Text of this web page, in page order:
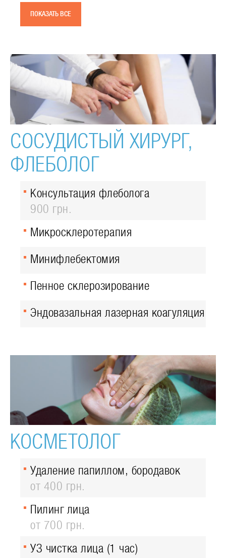
ПОКАЗАТЬ ВСЕ
СОСУДИСТЫЙ ХИРУРГ,
ФЛЕБОЛОГ
Консультация флеболога
900 грн.
Микросклеротерапия
Минифлебектомия
Пенное склерозирование
Эндовазальная лазерная коагуляция
КОСМЕТОЛОГ
Удаление папиллом, бородавок
от 400 грн.
Пилинг лица
от 700 грн.
УЗ чистка лица (1 час)